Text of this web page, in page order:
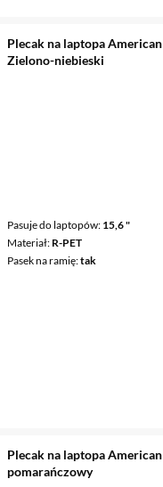
Plecak na laptopa
Zielono-niebieski
Pasuje do laptopów 15,6 "
Materiał R-PET
Pasek na ramię tak
Plecak na laptopa
pomarańczowy